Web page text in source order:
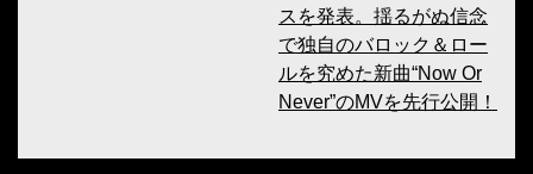
スを発表。揺るがぬ信念
で独自のバロック＆ロー
ルを究めた新曲“Now Or
Never”のMVを先行公開！